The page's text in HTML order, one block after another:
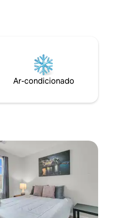
pequena, churrasqueira,
livre e acesso a
de praia. Também a
a pé do West Ashley
Ar-condicionado